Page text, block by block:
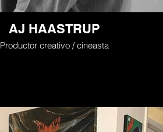
AJ HAASTRUP
Productor creativo / cineasta